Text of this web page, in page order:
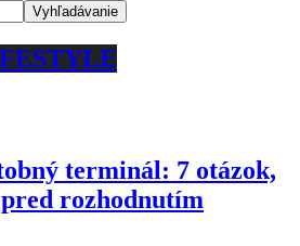
terminál: 7 otázok,
rozhodnutím